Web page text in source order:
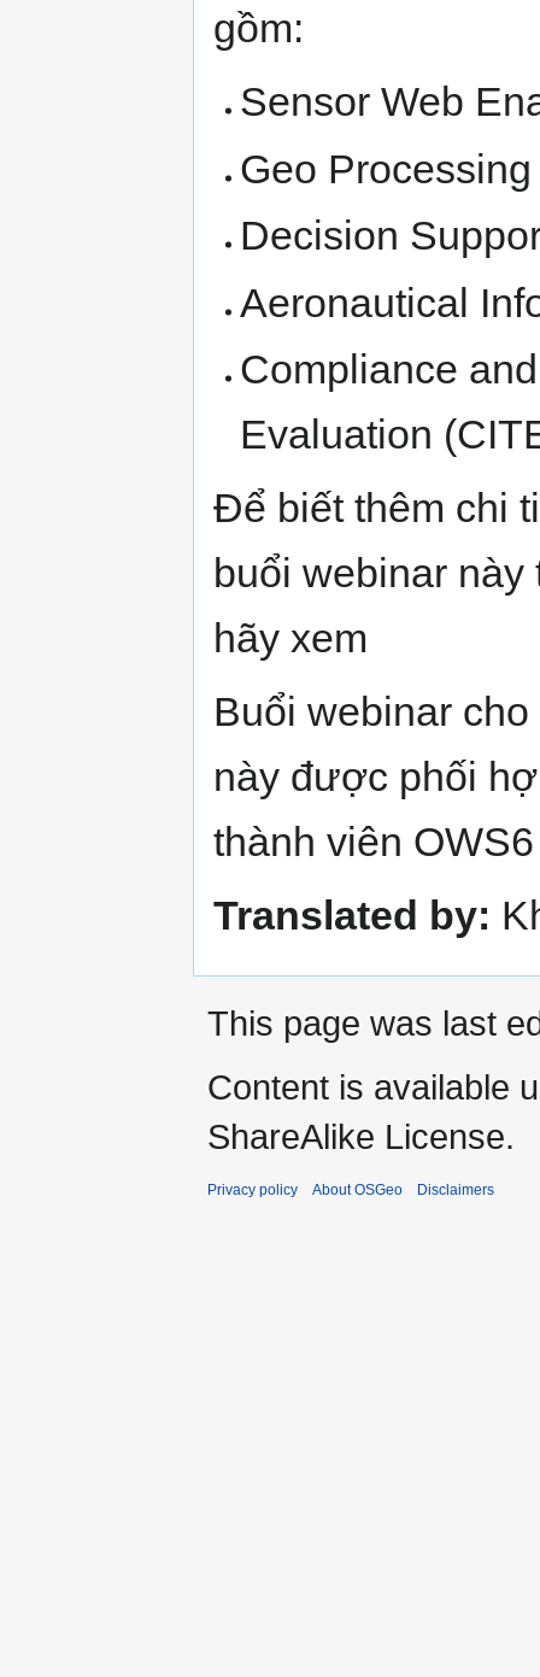
gồm:
Sensor Web
Geo
Decision
Aeronautical
Compliance
Evaluation
Để biết thêm chi
buổi webinar
hãy xem
Buổi webinar
này được phối
thành viên
Translated by:
This page was last
Content is available
ShareAlike License.
Privacy policy About OSGeo Disclaimers